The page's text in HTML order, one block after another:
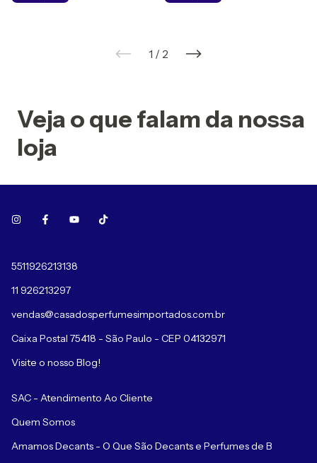
1 / 2
Veja o que falam da nossa
loja
5511926213138
11 926213297
vendas@casadosperfumesimportados.com.br
Caixa Postal 75418 - São Paulo - CEP 04132971
Visite o nosso Blog!
SAC - Atendimento Ao Cliente
Quem Somos
Amamos Decants - O Que São Decants e Perfumes de B